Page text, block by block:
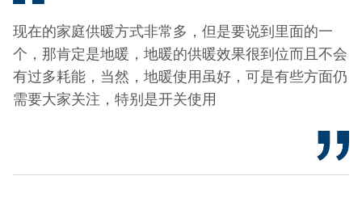
现在的家庭供暖方式非常多，但是要说到里面的一
个，那肯定是地暖，地暖的供暖效果很到位而且不会
有过多耗能，当然，地暖使用虽好，可是有些方面仍
需要大家关注，特别是开关使用